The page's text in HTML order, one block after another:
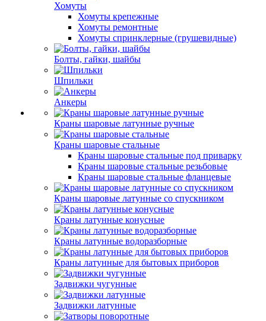
Хомуты
Хомуты крепежные
Хомуты ремонтные
Хомуты спринклерные (грушевидные)
Болты, гайки, шайбы
Шпильки
Анкеры
Краны шаровые латунные ручные
Краны шаровые стальные
Краны шаровые стальные под приварку
Краны шаровые стальные резьбовые
Краны шаровые стальные фланцевые
Краны шаровые латунные со спускником
Краны латунные конусные
Краны латунные водоразборные
Краны латунные для бытовых приборов
Задвижки чугунные
Задвижки латунные